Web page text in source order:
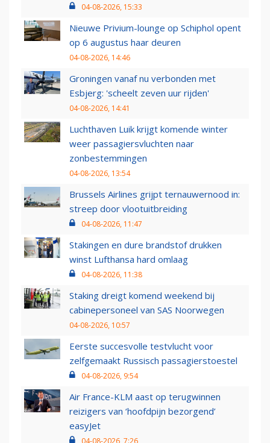
04-08-2026, 15:33
Nieuwe Privium-lounge op Schiphol opent
op 6 augustus haar deuren
04-08-2026, 14:46
Groningen vanaf nu verbonden met
Esbjerg: 'scheelt zeven uur rijden'
04-08-2026, 14:41
Luchthaven Luik krijgt komende winter
weer passagiersvluchten naar
zonbestemmingen
04-08-2026, 13:54
Brussels Airlines grijpt ternauwernood in:
streep door vlootuitbreiding
04-08-2026, 11:47
Stakingen en dure brandstof drukken
winst Lufthansa hard omlaag
04-08-2026, 11:38
Staking dreigt komend weekend bij
cabinepersoneel van SAS Noorwegen
04-08-2026, 10:57
Eerste succesvolle testvlucht voor
zelfgemaakt Russisch passagierstoestel
04-08-2026, 9:54
Air France-KLM aast op terugwinnen
reizigers van ‘hoofdpijn bezorgend’
easyJet
04-08-2026, 7:26